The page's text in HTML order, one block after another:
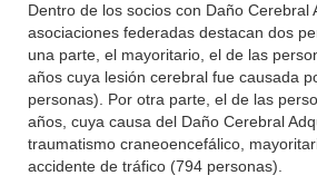
Dentro de los socios con Daño Cerebral
asociaciones federadas destacan dos
una parte, el mayoritario, el de las
años cuya lesión cerebral fue causada
personas). Por otra parte, el de las
años, cuya causa del Daño Cerebral
traumatismo craneoencefálico,
accidente de tráfico (794 personas).